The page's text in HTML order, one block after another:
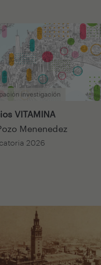
investigación
VITAMINA
Menenedez
2026